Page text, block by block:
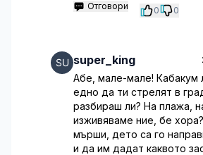
Отговори 0 0
super_king
Абе, мале-мале! Кабакум
едно да ти стрелят в
разбираш ли? На плажа,
изживяваме ние, бе
мърши, дето са го
и да им дадат каквото